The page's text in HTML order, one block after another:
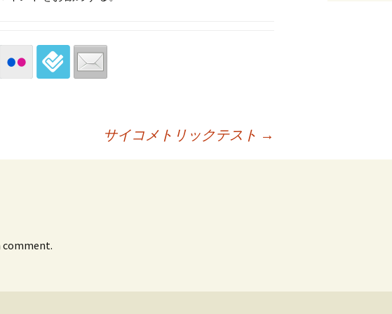
サイコメトリックテスト →
comment.